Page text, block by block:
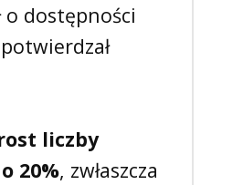
dostępności
liczby
20%, zwłaszcza